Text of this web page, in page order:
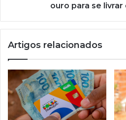
das
ouro para se livrar
Artigos relacionados